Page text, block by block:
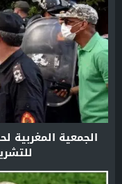
الجمعية المغربية